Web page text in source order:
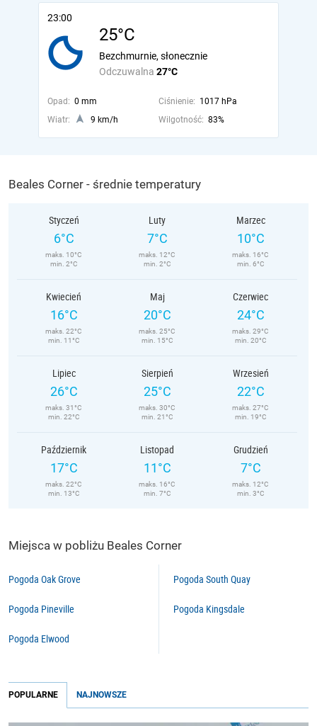
23:00
25°C
Odczuwalna 27°C
Bezchmurnie, słonecznie
Opad: 0 mm Ciśnienie: 1017 hPa
Wiatr:
9 km/h Wilgotność: 83%
Beales Corner - średnie temperatury
Styczeń
6°C
maks. 10°C
min. 2°C
Luty
7°C
maks. 12°C
min. 2°C
Marzec
10°C
maks. 16°C
min. 6°C
Kwiecień
16°C
maks. 22°C
min. 11°C
Maj
20°C
maks. 25°C
min. 15°C
Czerwiec
24°C
maks. 29°C
min. 20°C
Lipiec
26°C
maks. 31°C
min. 22°C
Sierpień
25°C
maks. 30°C
min. 21°C
Wrzesień
22°C
maks. 27°C
min. 19°C
Październik
17°C
maks. 22°C
min. 13°C
Listopad
11°C
maks. 16°C
min. 7°C
Grudzień
7°C
maks. 12°C
min. 3°C
Miejsca w pobliżu Beales Corner
Pogoda Oak Grove
Pogoda Pineville
Pogoda Elwood
Pogoda South Quay
Pogoda Kingsdale
POPULARNE NAJNOWSZE